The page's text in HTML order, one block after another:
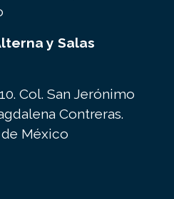
y Salas
Col. San Jerónimo
Contreras.
de México